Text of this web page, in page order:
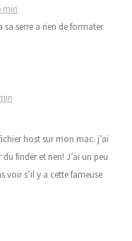
min
sa serre a rien de formater
host sur mon mac. j’ai
finder et rien! J’ai un peu
voir s’il y a cette fameuse